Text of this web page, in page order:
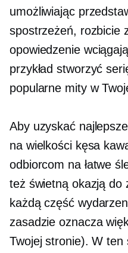
umożliwiając
spostrzeżeń, rozbicie
opowiedzenie
przykład stworzyć
popularne mity w
Aby uzyskać
na wielkości kęsa
odbiorcom na łatwe
też świetną okazją do
każdą część
zasadzie oznacza
Twojej stronie). W